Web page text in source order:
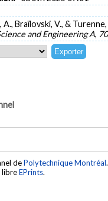
Braïlovski, V., &
and Engineering A,
dePolytechnique Montréal.
libreEPrints.